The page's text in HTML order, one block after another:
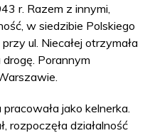
r. Razem z innymi,
w siedzibie Polskiego
ul. Niecałej otrzymała
Porannym
jako kelnerka.
rozpoczęła działalność